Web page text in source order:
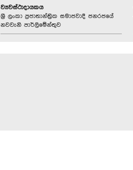
ව්‍යවස්ථාදායකය
ශ්‍රී ලංකා ප්‍රජාතාන්ත්‍රික සමාජවාදී ජනරජයේ
නවවැනි පාර්ලිමේන්තුව